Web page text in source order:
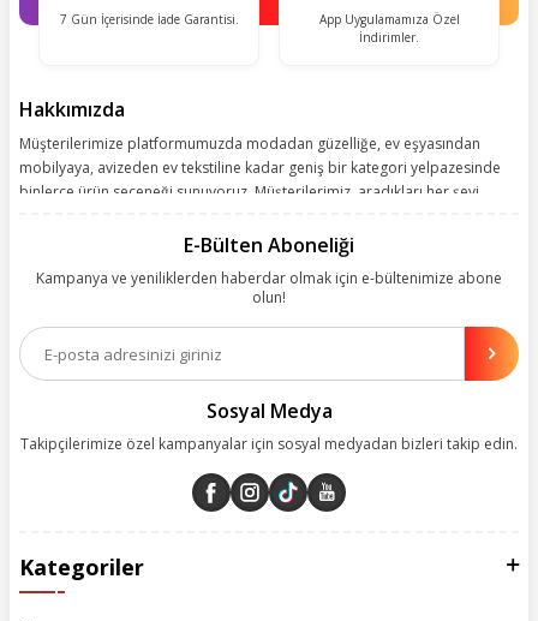
7 Gün İçerisinde İade Garantisi.
App Uygulamamıza Özel
İndirimler.
Hakkımızda
Müşterilerimize platformumuzda modadan güzelliğe, ev eşyasından
mobilyaya, avizeden ev tekstiline kadar geniş bir kategori yelpazesinde
binlerce ürün seçeneği sunuyoruz. Müşterilerimiz, aradıkları her şeyi
kolay, kusursuz ve keyifli bir alışveriş yolculuğu sunarken deneyiminize
olanakları sunuyoruz. Çalışmalarımızı müşterilerimizin memnuniyetini
esas alarak yürütüyoruz.
E-Bülten Aboneliği
Kampanya ve yeniliklerden haberdar olmak için e-bültenimize abone
olun!
Sosyal Medya
Takipçilerimize özel kampanyalar için sosyal medyadan bizleri takip edin.
Kategoriler